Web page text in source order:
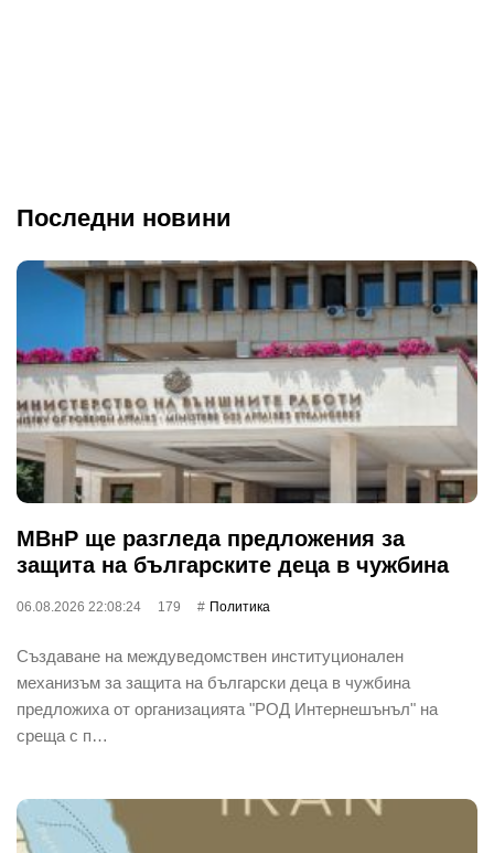
Последни новини
МВнР ще разгледа предложения за
защита на българските деца в чужбина
06.08.2026 22:08:24 179 Политика
Създаване на междуведомствен институционален
механизъм за защита на български деца в чужбина
предложиха от организацията "РОД Интернешънъл" на
среща с п…